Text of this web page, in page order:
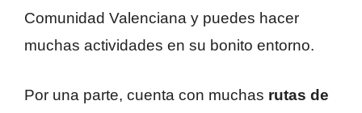
Comunidad Valenciana y puedes hacer
muchas actividades en su bonito entorno.
Por una parte, cuenta con muchas rutas de